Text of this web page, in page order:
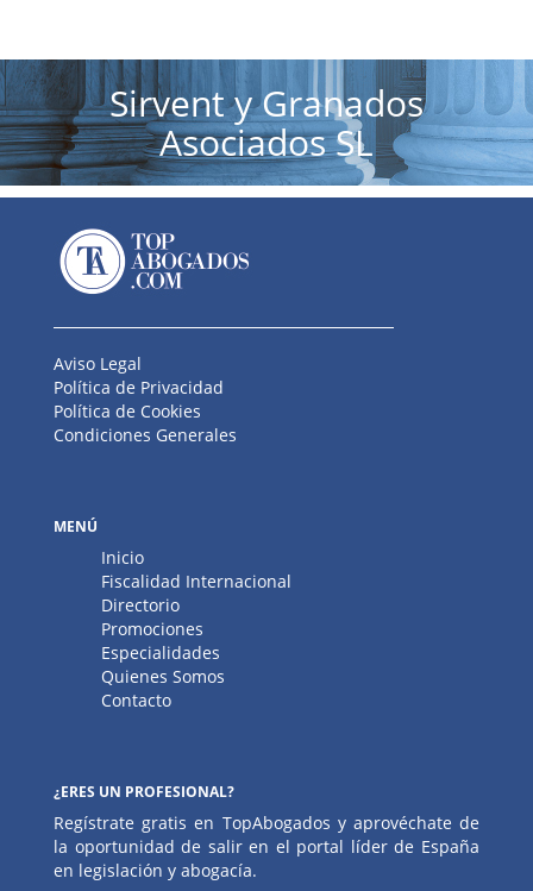
Sirvent y Granados
Asociados SL
Aviso Legal
Política de Privacidad
Política de Cookies
Condiciones Generales
MENÚ
Inicio
Fiscalidad Internacional
Directorio
Promociones
Especialidades
Quienes Somos
Contacto
¿ERES UN PROFESIONAL?
Regístrate gratis en TopAbogados y aprovéchate de
la oportunidad de salir en el portal líder de España
en legislación y abogacía.